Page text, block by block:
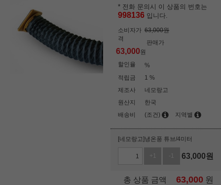
* 전화 문의시 이 상품의 번호는
998136 입니다.
소비자가
격
63,000원
판매가
63,000원
할인율
%
적립금
1 %
제조사
네모랑고
원산지
한국
배송비
(조건) 지역별
[네모랑고]냉온풍 튜브/4미터
+1 -1 63,000원
총 상품 금액 63,000 원